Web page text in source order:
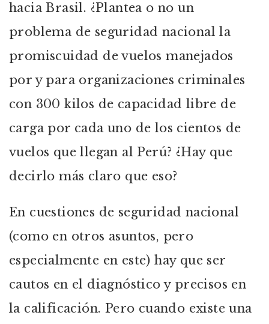
hacia Brasil. ¿Plantea o no un
problema de seguridad nacional la
promiscuidad de vuelos manejados
por y para organizaciones criminales
con 300 kilos de capacidad libre de
carga por cada uno de los cientos de
vuelos que llegan al Perú? ¿Hay que
decirlo más claro que eso?
En cuestiones de seguridad nacional
(como en otros asuntos, pero
especialmente en este) hay que ser
cautos en el diagnóstico y precisos en
la calificación. Pero cuando existe una